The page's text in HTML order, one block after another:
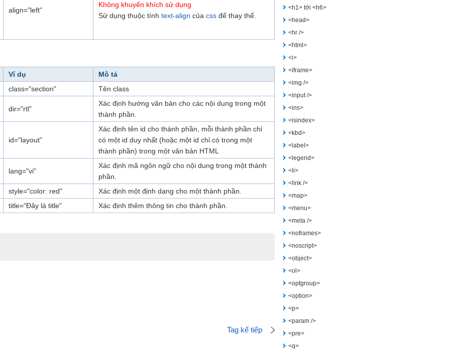
align="left"
Không khuyến khích sử dụng
Sử dụng thuộc tính text-align của css để thay thế.
Ví dụ
Mô tả
class="section" Tên class
dir="rtl"
Xác định hướng văn bản cho các nội dung trong một
thành phần.
id="layout"
Xác định tên id cho thành phần, mỗi thành phần chỉ
có một id duy nhất (hoặc một id chỉ có trong một
thành phần) trong một văn bản HTML
lang="vi"
Xác định mã ngôn ngữ cho nội dung trong một thành
phần.
style="color: red"
Xác định một định dạng cho một thành phần.
title="Đây là title" Xác định thêm thông tin cho thành phần.
Tag kế tiếp
<h1> tới <h6>
<head>
<hr />
<html>
<i>
<iframe>
<img />
<input />
<ins>
<isindex>
<kbd>
<label>
<legend>
<li>
<link />
<map>
<menu>
<meta />
<noframes>
<noscript>
<object>
<ol>
<optgroup>
<option>
<p>
<param />
<pre>
<q>